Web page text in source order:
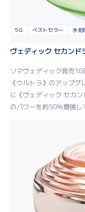
5G ベストセラー 水処
ヴェディック セカンド
ソマヴェディック発売
《ウルトラ》のアップ
に《ヴェディック セカ
のパワーを約50％増強し